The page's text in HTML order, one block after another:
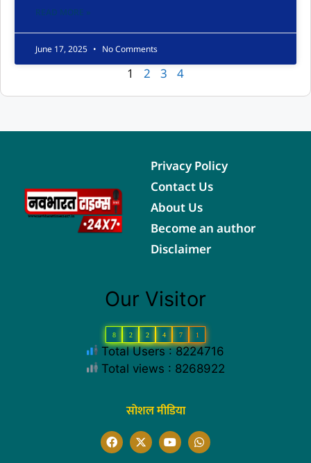
READ MORE »
June 17, 2025 No Comments
1 2 3 4
Privacy Policy
Contact Us
About Us
Become an author
Disclaimer
Our Visitor
8 2 2 4 7 1
Total Users : 8224716
Total views : 8268922
सोशल मीडिया